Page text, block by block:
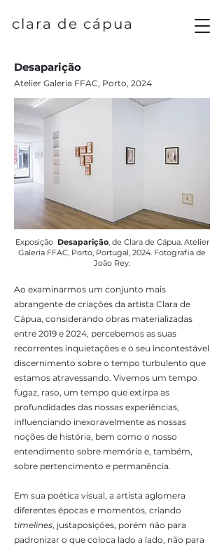
clara de cápua
Desaparição
Atelier Galeria FFAC, Porto, 2024
Exposição Desaparição, de Clara de Cápua. Atelier
Galeria FFAC, Porto, Portugal, 2024. Fotografia de
João Rey.
Ao examinarmos um conjunto mais
abrangente de criações da artista Clara de
Cápua, considerando obras materializadas
entre 2019 e 2024, percebemos as suas
recorrentes inquietações e o seu incontestável
discernimento sobre o tempo turbulento que
estamos atravessando. Vivemos um tempo
fugaz, raso, um tempo que extirpa as
profundidades das nossas experiências,
influenciando inexoravelmente as nossas
noções de história, bem como o nosso
entendimento sobre memória e, também,
sobre pertencimento e permanência.
Em sua poética visual, a artista aglomera
diferentes épocas e momentos, criando
timelines, justaposições, porém não para
padronizar o que coloca lado a lado, não para